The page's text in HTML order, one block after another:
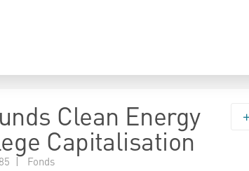
Clean Energy
Capitalisation
| Fonds